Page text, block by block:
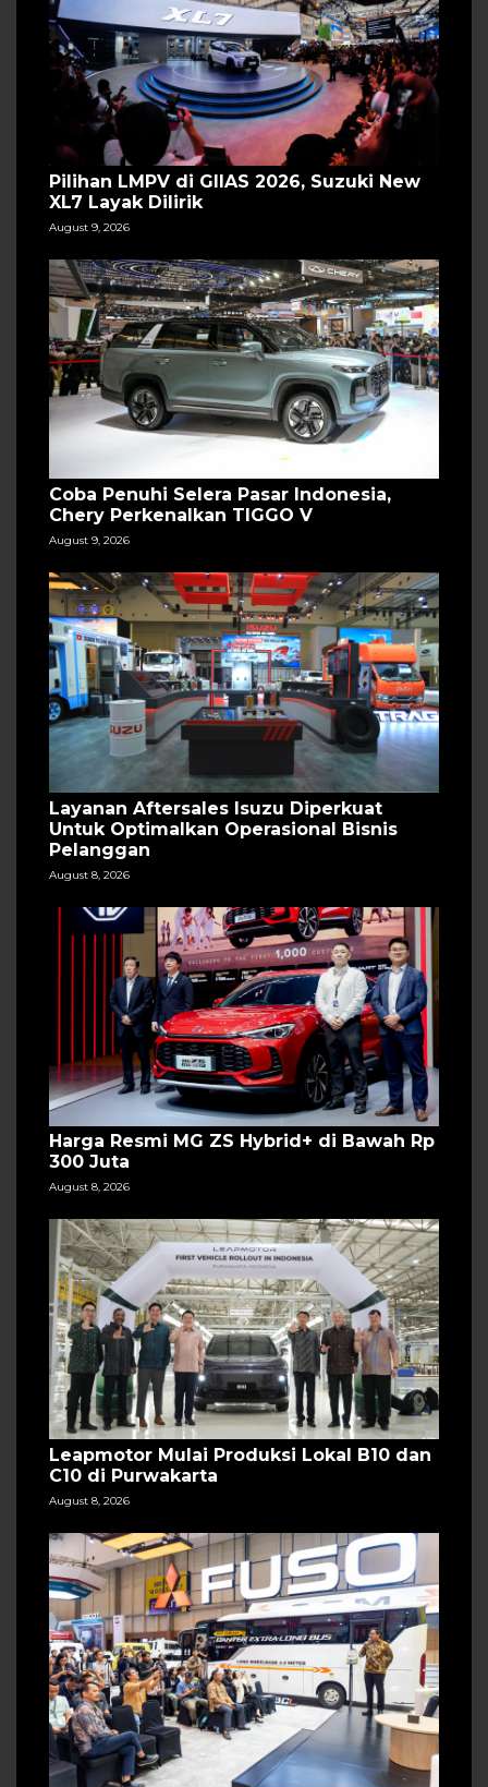
Pilihan LMPV di GIIAS 2026, Suzuki New
XL7 Layak Dilirik
August 9, 2026
Coba Penuhi Selera Pasar Indonesia,
Chery Perkenalkan TIGGO V
August 9, 2026
Layanan Aftersales Isuzu Diperkuat
Untuk Optimalkan Operasional Bisnis
Pelanggan
August 8, 2026
Harga Resmi MG ZS Hybrid+ di Bawah Rp
300 Juta
August 8, 2026
Leapmotor Mulai Produksi Lokal B10 dan
C10 di Purwakarta
August 8, 2026